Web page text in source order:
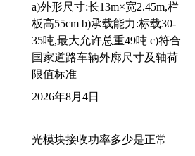
a)外形尺寸:长13m×宽2.45m,栏
板高55cm b)承载能力:标载30-
35吨,最大允许总重49吨 c)符合
国家道路车辆外廓尺寸及轴荷
限值标准
2026年8月4日
光模块接收功率多少是正常